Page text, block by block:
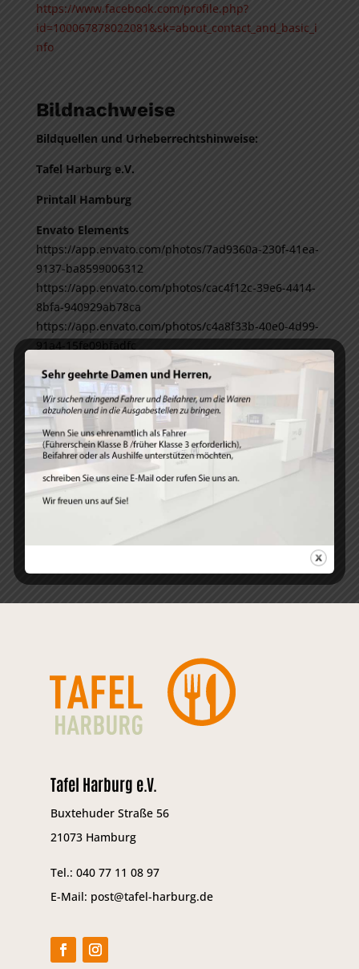
https://www.facebook.com/profile.php?
id=100067878022081&sk=about_contact_and_basic_i
nfo
Bildnachweise
Bildquellen und Urheberrechtshinweise:
Tafel Harburg e.V.
Printall Hamburg
Envato Elements
https://app.envato.com/photos/7ad9360a-230f-41ea-
9137-ba8599006312
https://app.envato.com/photos/cac4f12c-39e6-4414-
8bfa-940929ab78ca
https://app.envato.com/photos/c4a8f33b-40e0-4d99-
91a4-15fe09bfadfc
https://app.envato.com/photos/b37bbfb8-3b49-473b-
8093-701ff8aa52fa
https://app.envato.com/photos/9b47b176-9f05-43e9-
ba92-8c4340ef96a1
Tafel Harburg e.V.
Buxtehuder Straße 56
21073 Hamburg
Tel.: 040 77 11 08 97
E-Mail: post@tafel-harburg.de